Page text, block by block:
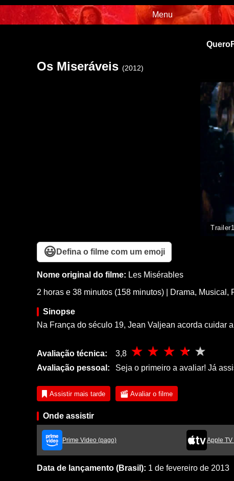
Menu
Os Miseráveis (2012)
Trailer
😃 Defina o filme com um emoji
Nome original do filme: Les Misérables
2 horas e 38 minutos (158 minutos)
Drama, Musical ,
Sinopse
Na França do século 19, Jean Valjean acorda cuidar
Avaliação técnica:
3,8
Avaliação pessoal:
Seja o primeiro a avaliar! Já
Assistir mais tarde Avaliar o filme
Onde assistir
Prime Video (pago) Apple TV
Data de lançamento (Brasil): 1 de fevereiro de 2013